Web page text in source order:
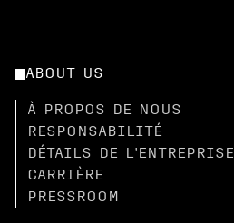
ABOUT US
À PROPOS DE NOUS
RESPONSABILITÉ
DÉTAILS DE L'ENTREPRISE
CARRIÈRE
PRESSROOM